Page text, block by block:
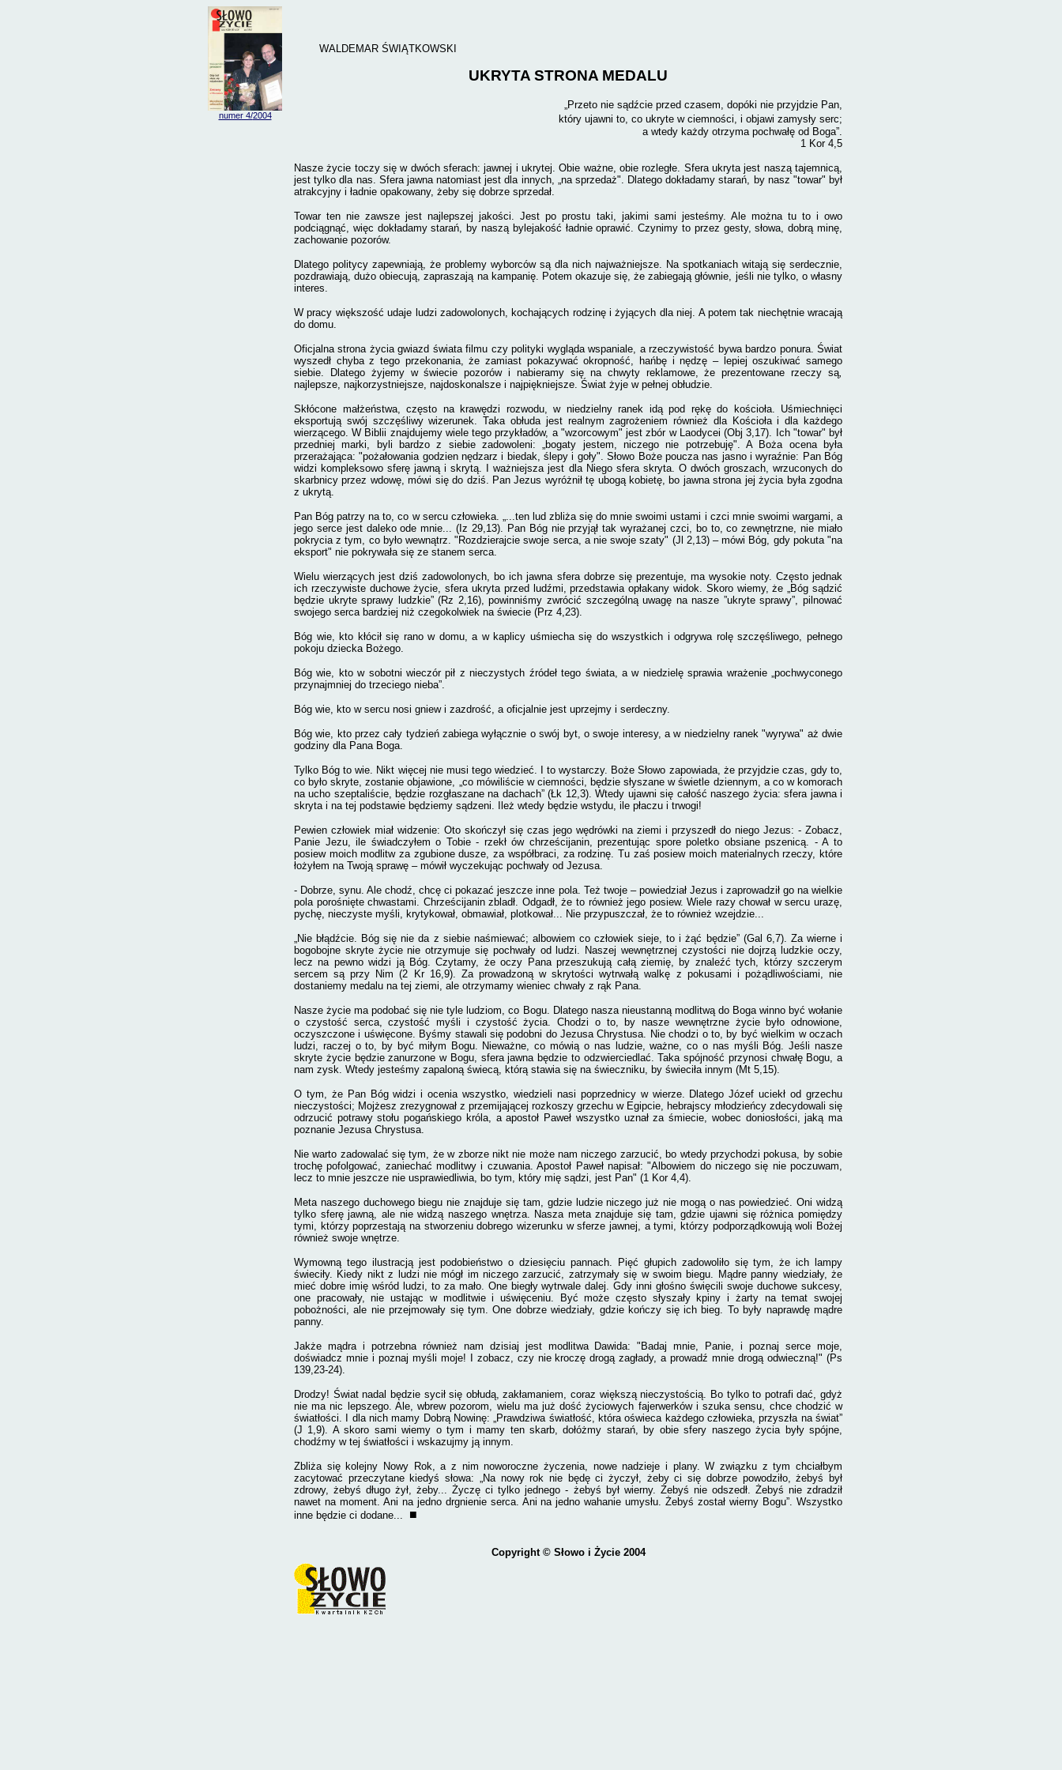
numer 4/2004
WALDEMAR ŚWIĄTKOWSKI
UKRYTA STRONA MEDALU
„Przeto nie sądźcie przed czasem, dopóki nie przyjdzie Pan,
który ujawni to, co ukryte w ciemności, i objawi zamysły serc;
a wtedy każdy otrzyma pochwałę od Boga”.
1 Kor 4,5
Nasze życie toczy się w dwóch sferach: jawnej i ukrytej. Obie ważne, obie rozległe. Sfera ukryta jest naszą tajemnicą,
jest tylko dla nas. Sfera jawna natomiast jest dla innych, „na sprzedaż". Dlatego dokładamy starań, by nasz "towar" był
atrakcyjny i ładnie opakowany, żeby się dobrze sprzedał.
Towar ten nie zawsze jest najlepszej jakości. Jest po prostu taki, jakimi sami jesteśmy. Ale można tu to i owo
podciągnąć, więc dokładamy starań, by naszą bylejakość ładnie oprawić. Czynimy to przez gesty, słowa, dobrą minę,
zachowanie pozorów.
Dlatego politycy zapewniają, że problemy wyborców są dla nich najważniejsze. Na spotkaniach witają się serdecznie,
pozdrawiają, dużo obiecują, zapraszają na kampanię. Potem okazuje się, że zabiegają głównie, jeśli nie tylko, o własny
interes.
W pracy większość udaje ludzi zadowolonych, kochających rodzinę i żyjących dla niej. A potem tak niechętnie wracają
do domu.
Oficjalna strona życia gwiazd świata filmu czy polityki wygląda wspaniale, a rzeczywistość bywa bardzo ponura. Świat
wyszedł chyba z tego przekonania, że zamiast pokazywać okropność, hańbę i nędzę – lepiej oszukiwać samego
siebie.
Dlatego żyjemy w świecie pozorów i nabieramy się na chwyty reklamowe, że prezentowane rzeczy są,
najlepsze, najkorzystniejsze, najdoskonalsze i najpiękniejsze. Świat żyje w pełnej obłudzie.
Skłócone małżeństwa, często na krawędzi rozwodu, w niedzielny ranek idą pod rękę do kościoła. Uśmiechnięci
eksportują swój szczęśliwy wizerunek.Taka obłuda jest realnym zagrożeniem również dla Kościoła i dla każdego
wierzącego. W Biblii znajdujemy wiele tego przykładów, a "wzorcowym" jest zbór w Laodycei (Obj 3,17). Ich "towar" był
przedniej marki, byli bardzo z siebie zadowoleni: „bogaty jestem, niczego nie potrzebuję". A Boża ocena była
przerażająca: "pożałowania godzien nędzarz i biedak, ślepy i goły". Słowo Boże poucza nas jasno i wyraźnie: Pan Bóg
widzi kompleksowo sferę jawną i skrytą. I ważniejsza jest dla Niego sfera skryta. O dwóch groszach, wrzuconych do
skarbnicy przez wdowę, mówi się do dziś. Pan Jezus wyróżnił tę ubogą kobietę, bo jawna strona jej życia była zgodna
z ukrytą.
Pan Bóg patrzy na to, co w sercu człowieka. „...ten lud zbliża się do mnie swoimi ustami i czci mnie swoimi wargami, a
jego serce jest daleko ode mnie... (Iz 29,13). Pan Bóg nie przyjął tak wyrażanej czci, bo to, co zewnętrzne, nie miało
pokrycia z tym, co było wewnątrz. "Rozdzierajcie swoje serca, a nie swoje szaty" (Jl 2,13) – mówi Bóg, gdy pokuta "na
eksport" nie pokrywała się ze stanem serca.
Wielu wierzących jest dziś zadowolonych, bo ich jawna sfera dobrze się prezentuje, ma wysokie noty. Często jednak
ich rzeczywiste duchowe życie, sfera ukryta przed ludźmi, przedstawia opłakany widok. Skoro wiemy, że „Bóg sądzić
będzie ukryte sprawy ludzkie” (Rz 2,16), powinniśmy zwrócić szczególną uwagę na nasze ”ukryte sprawy”, pilnować
swojego serca bardziej niż czegokolwiek na świecie (Prz 4,23).
Bóg wie, kto kłócił się rano w domu, a w kaplicy uśmiecha się do wszystkich i odgrywa rolę szczęśliwego, pełnego
pokoju dziecka Bożego.
Bóg wie, kto w sobotni wieczór pił z nieczystych źródeł tego świata, a w niedzielę sprawia wrażenie „pochwyconego
przynajmniej do trzeciego nieba”.
Bóg wie, kto w sercu nosi gniew i zazdrość, a oficjalnie jest uprzejmy i serdeczny.
Bóg wie, kto przez cały tydzień zabiega wyłącznie o swój byt, o swoje interesy, a w niedzielny ranek "wyrywa" aż dwie
godziny dla Pana Boga.
Tylko Bóg to wie. Nikt więcej nie musi tego wiedzieć. I to wystarczy. Boże Słowo zapowiada, że przyjdzie czas, gdy to,
co było skryte, zostanie objawione, „co mówiliście w ciemności, będzie słyszane w świetle dziennym, a co w komorach
na ucho szeptaliście, będzie rozgłaszane na dachach” (Łk 12,3). Wtedy ujawni się całość naszego życia: sfera jawna i
skryta i na tej podstawie będziemy sądzeni. Ileż wtedy będzie wstydu, ile płaczu i trwogi!
Pewien człowiek miał widzenie: Oto skończył się czas jego wędrówki na ziemi i przyszedł do niego Jezus: - Zobacz,
Panie Jezu, ile świadczyłem o Tobie - rzekł ów chrześcijanin, prezentując spore poletko obsiane pszenicą. - A to
posiew moich modlitw za zgubione dusze, za współbraci, za rodzinę. Tu zaś posiew moich materialnych rzeczy, które
łożyłem na Twoją sprawę – mówił wyczekując pochwały od Jezusa.
- Dobrze, synu. Ale chodź, chcę ci pokazać jeszcze inne pola. Też twoje – powiedział Jezus i zaprowadził go na wielkie
pola porośnięte chwastami. Chrześcijanin zbladł. Odgadł, że to również jego posiew. Wiele razy chował w sercu urazę,
pychę, nieczyste myśli, krytykował, obmawiał, plotkował... Nie przypuszczał, że to również wzejdzie...
„Nie błądźcie. Bóg się nie da z siebie naśmiewać; albowiem co człowiek sieje, to i żąć będzie” (Gal 6,7). Za wierne i
bogobojne skryte życie nie otrzymuje się pochwały od ludzi. Naszej wewnętrznej czystości nie dojrzą ludzkie oczy,
lecz na pewno widzi ją Bóg. Czytamy, że oczy Pana przeszukują całą ziemię, by znaleźć tych, którzy szczerym
sercem są przy Nim (2 Kr 16,9). Za prowadzoną w skrytości wytrwałą walkę z pokusami i pożądliwościami, nie
dostaniemy medalu na tej ziemi, ale otrzymamy wieniec chwały z rąk Pana.
Nasze życie ma podobać się nie tyle ludziom, co Bogu. Dlatego nasza nieustanną modlitwą do Boga winno być wołanie
o czystość serca, czystość myśli i czystość życia. Chodzi o to, by nasze wewnętrzne życie było odnowione,
oczyszczone i uświęcone. Byśmy stawali się podobni do Jezusa Chrystusa. Nie chodzi o to, by być wielkim w oczach
ludzi, raczej o to, by być miłym Bogu. Nieważne, co mówią o nas ludzie, ważne, co o nas myśli Bóg. Jeśli nasze
skryte życie będzie zanurzone w Bogu, sfera jawna będzie to odzwierciedlać. Taka spójność przynosi chwałę Bogu, a
nam zysk. Wtedy jesteśmy zapaloną świecą, którą stawia się na świeczniku, by świeciła innym (Mt 5,15).
O tym, że Pan Bóg widzi i ocenia wszystko, wiedzieli nasi poprzednicy w wierze. Dlatego Józef uciekł od grzechu
nieczystości; Mojżesz zrezygnował z przemijającej rozkoszy grzechu w Egipcie, hebrajscy młodzieńcy zdecydowali się
odrzucić potrawy stołu pogańskiego króla, a apostoł Paweł wszystko uznał za śmiecie, wobec doniosłości, jaką ma
poznanie Jezusa Chrystusa.
Nie warto zadowalać się tym, że w zborze nikt nie może nam niczego zarzucić, bo wtedy przychodzi pokusa, by sobie
trochę pofolgować, zaniechać modlitwy i czuwania. Apostoł Paweł napisał: "Albowiem do niczego się nie poczuwam,
lecz to mnie jeszcze nie usprawiedliwia, bo tym, który mię sądzi, jest Pan" (1 Kor 4,4).
Meta naszego duchowego biegu nie znajduje się tam, gdzie ludzie niczego już nie mogą o nas powiedzieć. Oni widzą
tylko sferę jawną, ale nie widzą naszego wnętrza. Nasza meta znajduje się tam, gdzie ujawni się różnica pomiędzy
tymi, którzy poprzestają na stworzeniu dobrego wizerunku w sferze jawnej, a tymi, którzy podporządkowują woli Bożej
również swoje wnętrze.
Wymowną tego ilustracją jest podobieństwo o dziesięciu pannach. Pięć głupich zadowoliło się tym, że ich lampy
świeciły. Kiedy nikt z ludzi nie mógł im niczego zarzucić, zatrzymały się w swoim biegu. Mądre panny wiedziały, że
mieć dobre imię wśród ludzi, to za mało. One biegły wytrwale dalej. Gdy inni głośno święcili swoje duchowe sukcesy,
one pracowały, nie ustając w modlitwie i uświęceniu. Być może często słyszały kpiny i żarty na temat swojej
pobożności, ale nie przejmowały się tym. One dobrze wiedziały, gdzie kończy się ich bieg. To były naprawdę mądre
panny.
Jakże mądra i potrzebna również nam dzisiaj jest modlitwa Dawida: "Badaj mnie, Panie, i poznaj serce moje,
doświadcz mnie i poznaj myśli moje! I zobacz, czy nie kroczę drogą zagłady, a prowadź mnie drogą odwieczną!" (Ps
139,23-24).
Drodzy! Świat nadal będzie sycił się obłudą, zakłamaniem, coraz większą nieczystością. Bo tylko to potrafi dać, gdyż
nie ma nic lepszego. Ale, wbrew pozorom, wielu ma już dość życiowych fajerwerków i szuka sensu, chce chodzić w
światłości. I dla nich mamy Dobrą Nowinę: „Prawdziwa światłość, która oświeca każdego człowieka, przyszła na świat”
(J 1,9). A skoro sami wiemy o tym i mamy ten skarb, dołóżmy starań, by obie sfery naszego życia były spójne,
chodźmy w tej światłości i wskazujmy ją innym.
Zbliża się kolejny Nowy Rok, a z nim noworoczne życzenia, nowe nadzieje i plany. W związku z tym chciałbym
zacytować przeczytane kiedyś słowa: „Na nowy rok nie będę ci życzył, żeby ci się dobrze powodziło, żebyś był
zdrowy, żebyś długo żył, żeby... Życzę ci tylko jednego - żebyś był wierny. Żebyś nie odszedł. Żebyś nie zdradził
nawet na moment. Ani na jedno drgnienie serca. Ani na jedno wahanie umysłu. Żebyś został wierny Bogu”. Wszystko
inne będzie ci dodane... ■
Copyright © Słowo i Życie 2004